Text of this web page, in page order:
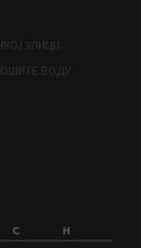
УЛИЦИ
ВОДУ
С Н